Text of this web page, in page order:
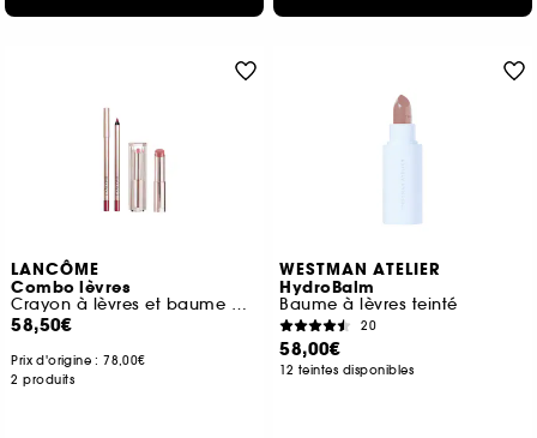
LANCÔME
Combo lèvres
Crayon à lèvres et baume à lèvres
58,50€
Prix d'origine :78,00€
2 produits
WESTMAN ATELIER
HydroBalm
Baume à lèvres teinté
20
58,00€
12 teintes disponibles